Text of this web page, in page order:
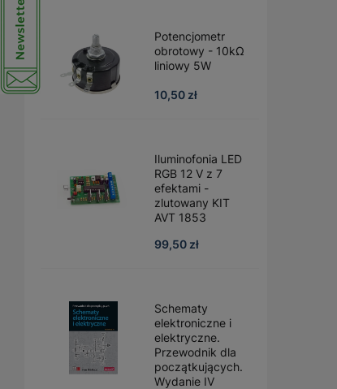
Potencjometr
obrotowy - 10kΩ
liniowy 5W
10,50 zł
Iluminofonia LED
RGB 12 V z 7
efektami -
zlutowany KIT
AVT 1853
99,50 zł
Schematy
elektroniczne i
elektryczne.
Przewodnik dla
początkujących.
Wydanie IV